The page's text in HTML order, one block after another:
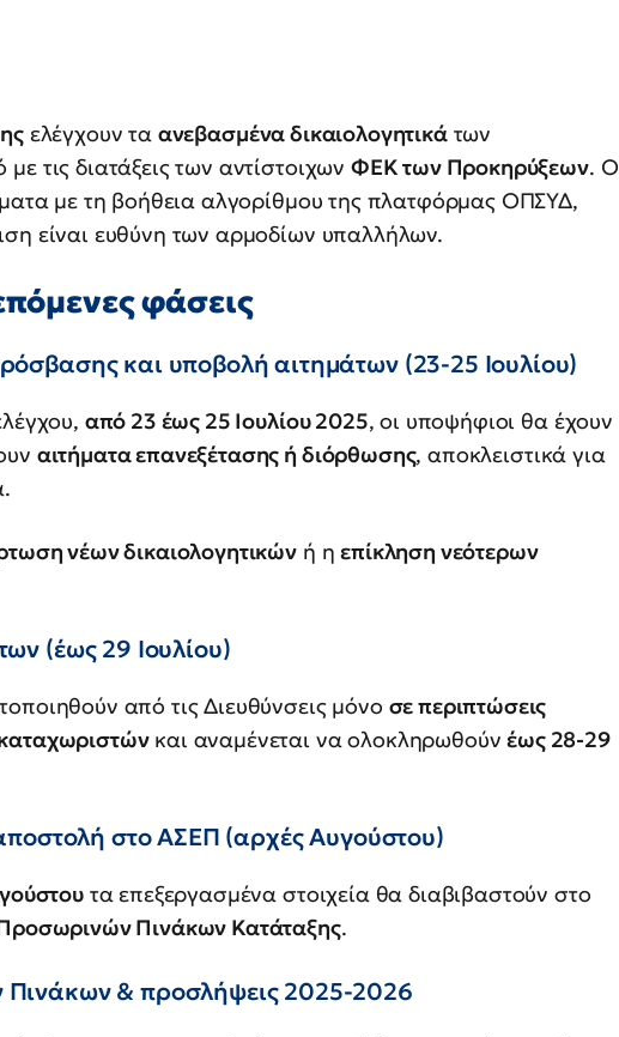
ελέγχουν τα ανεβασμένα δικαιολογητικάτων
τις διατάξεις των αντίστοιχων ΦΕΚ των Προκηρύξεων. Ο
με τη βοήθεια αλγορίθμου της πλατφόρμας ΟΠΣΥΔ,
είναι ευθύνη των αρμοδίων υπαλλήλων.
φάσεις
και υποβολή αιτημάτων (23-25 Ιουλίου)
από 23 έως 25 Ιουλίου 2025, οι υποψήφιοι θα έχουν
αιτήματα επανεξέτασης ή διόρθωσης, αποκλειστικά για
νέων δικαιολογητικών ή ηεπίκληση νεότερων
(έως 29 Ιουλίου)
από τις Διευθύνσεις μόνο σε περιπτώσεις
και αναμένεται να ολοκληρωθούνέως 28-29
στο ΑΣΕΠ (αρχές Αυγούστου)
τα επεξεργασμένα στοιχεία θα διαβιβαστούν στο
Πινάκων Κατάταξης.
& προσλήψεις 2025-2026